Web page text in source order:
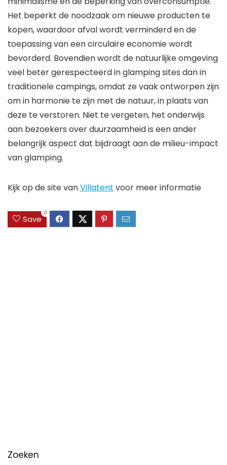
Het beperkt de noodzaak om nieuwe producten te
kopen, waardoor afval wordt verminderd en de
toepassing van een circulaire economie wordt
bevorderd. Bovendien wordt de natuurlijke omgeving
veel beter gerespecteerd in glamping sites dan in
traditionele campings, omdat ze vaak ontworpen zijn
om in harmonie te zijn met de natuur, in plaats van
deze te verstoren. Niet te vergeten, het onderwijs
aan bezoekers over duurzaamheid is een ander
belangrijk aspect dat bijdraagt aan de milieu-impact
van glamping.
Kijk op de site vanVillatent voor meer informatie
Save
0
Zoeken